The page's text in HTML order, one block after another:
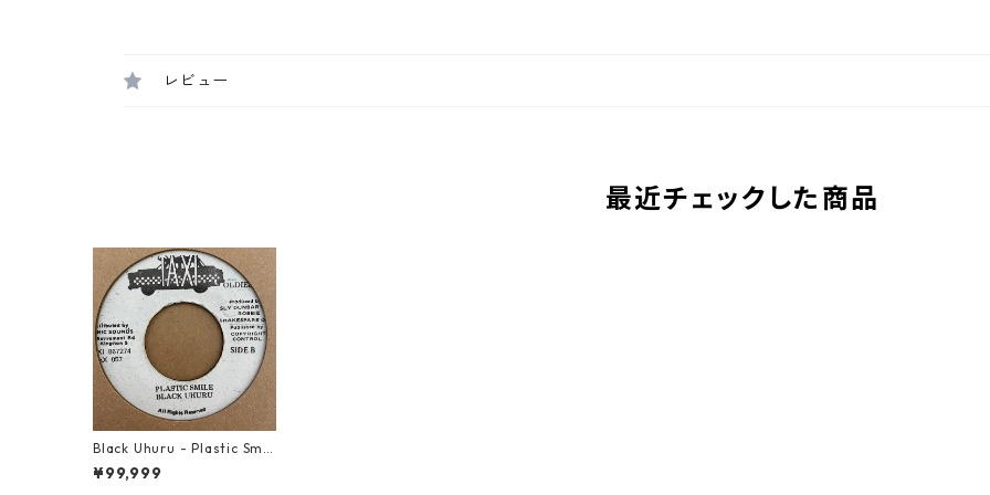
レビュー
最近チェックした商品
Black Uhuru - Plastic Smil
e【7-21453】
¥99,999